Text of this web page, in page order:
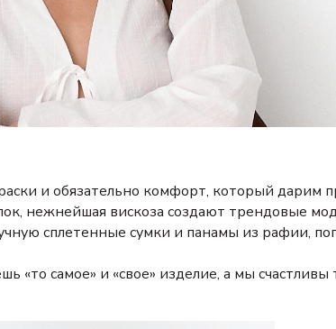
и обязательно комфорт, который
нежнейшая вискоза создают трендовые
сплетенные сумки и панамы из рафии,
самое» и «свое» изделие, а мы счастливы